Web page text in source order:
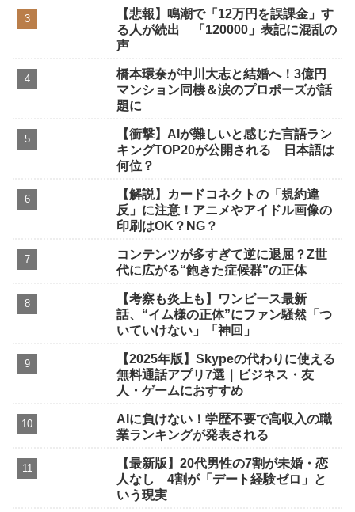
【悲報】鳴潮で「12万円を誤課金」す
る人が続出 「120000」表記に混乱の
声
橋本環奈が中川大志と結婚へ！3億円
マンション同棲＆涙のプロポーズが話
題に
【衝撃】AIが難しいと感じた言語ラン
キングTOP20が公開される 日本語は
何位？
【解説】カードコネクトの「規約違
反」に注意！アニメやアイドル画像の
印刷はOK？NG？
コンテンツが多すぎて逆に退屈？Z世
代に広がる“飽きた症候群”の正体
【考察も炎上も】ワンピース最新
話、“イム様の正体”にファン騒然「つ
いていけない」「神回」
【2025年版】Skypeの代わりに使える
無料通話アプリ7選｜ビジネス・友
人・ゲームにおすすめ
AIに負けない！学歴不要で高収入の職
業ランキングが発表される
【最新版】20代男性の7割が未婚・恋
人なし 4割が「デート経験ゼロ」と
いう現実